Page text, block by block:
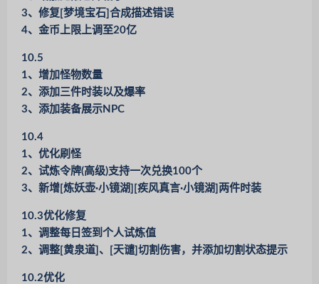
3、修复[梦境宝石]合成描述错误
4、金币上限上调至20亿
10.5
1、增加怪物数量
2、添加三件时装以及爆率
3、添加装备展示NPC
10.4
1、优化刷怪
2、试炼令牌(高级)支持一次兑换100个
3、新增[炼妖壶·小镜湖][疾风真言·小镜湖]两件时装
10.3优化修复
1、调整每日签到个人试炼值
2、调整[黄泉道]、[天谴]切割伤害，并添加切割状态提示
10.2优化